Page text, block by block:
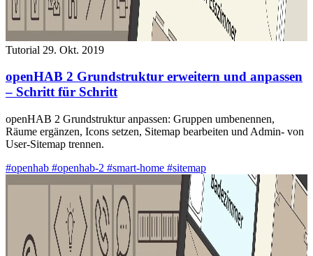
Tutorial 29. Okt. 2019
openHAB 2 Grundstruktur erweitern und anpassen
– Schritt für Schritt
openHAB 2 Grundstruktur anpassen: Gruppen umbenennen,
Räume ergänzen, Icons setzen, Sitemap bearbeiten und Admin- von
User-Sitemap trennen.
#openhab #openhab-2 #smart-home #sitemap